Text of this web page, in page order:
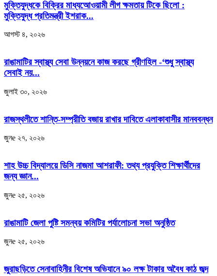
মুক্তিযুদ্ধকে বিক্রির মাধ্যআেওয়ামী লীগ ক্ষমতায় টিকে ছিলো :
মুক্তিযুদ্ধ প্রতিমন্ত্রী ইশরাক...
আগস্ট ৪, ২০২৬
রাঙামাটির স্বাস্থ্য সেবা উন্নয়নে কাজ করছে গ্রীণহিল -‘শুধু স্বাস্থ্য
সেবাই নয়...
জুলাই ৩০, ২০২৬
রাজস্থলীতে শান্তি-সম্প্রীতি বজায় রাখার দাবিতে এলাকাবাসীর মানববন্ধন
জুনe ২৭, ২০২৬
শাহ উচ্চ বিদ্যালয়ে ডিসি নাজমা আশরাফী: তথ্য প্রযুক্তি শিক্ষার্থীদের
জন্য জ্ঞান...
জুনe ২৫, ২০২৬
রাঙামাটি জেলা পুষ্টি সমন্বয় কমিটির পর্যালোচনা সভা অনুষ্ঠিত
জুনe ২৫, ২০২৬
জুরাছড়িতে সেনাবাহিনীর বিশেষ অভিযানে ৯০ লক্ষ টাকার অবৈধ কাঠ জব্দ